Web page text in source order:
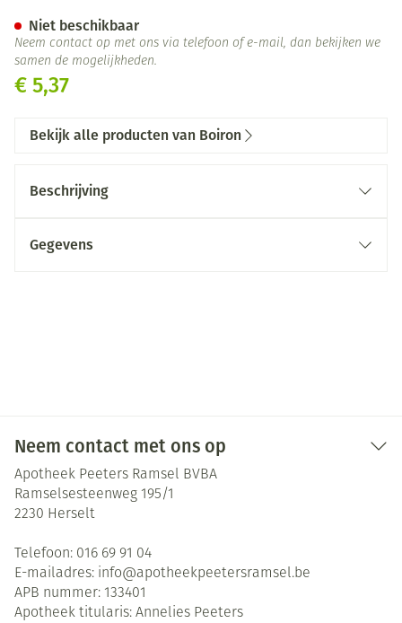
€ 5,37
Niet beschikbaar
Neem contact op met ons via telefoon of e-mail, dan bekijken we
samen de mogelijkheden.
Bekijk alle producten van Boiron
Beschrijving
Gegevens
Neem contact met ons op
Apotheek Peeters Ramsel BVBA
Ramselsesteenweg 195/1
2230 Herselt
Telefoon: 016 69 91 04
E-mailadres: info@apotheekpeetersramsel.be
APB nummer: 133401
Apotheek titularis: Annelies Peeters